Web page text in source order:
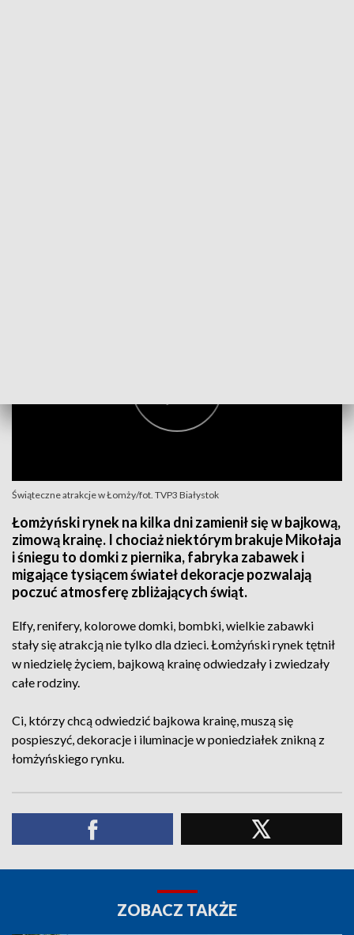
Świąteczne atrakcje w Łomży/fot. TVP3 Białystok
Łomżyński rynek na kilka dni zamienił się w bajkową,
zimową krainę. I chociaż niektórym brakuje Mikołaja
i śniegu to domki z piernika, fabryka zabawek i
migające tysiącem świateł dekoracje pozwalają
poczuć atmosferę zbliżających świąt.
Elfy, renifery, kolorowe domki, bombki, wielkie zabawki
stały się atrakcją nie tylko dla dzieci. Łomżyński rynek tętnił
w niedzielę życiem, bajkową krainę odwiedzały i zwiedzały
całe rodziny.
Ci, którzy chcą odwiedzić bajkowa krainę, muszą się
pospieszyć, dekoracje i iluminacje w poniedziałek znikną z
łomżyńskiego rynku.
ZOBACZ TAKŻE